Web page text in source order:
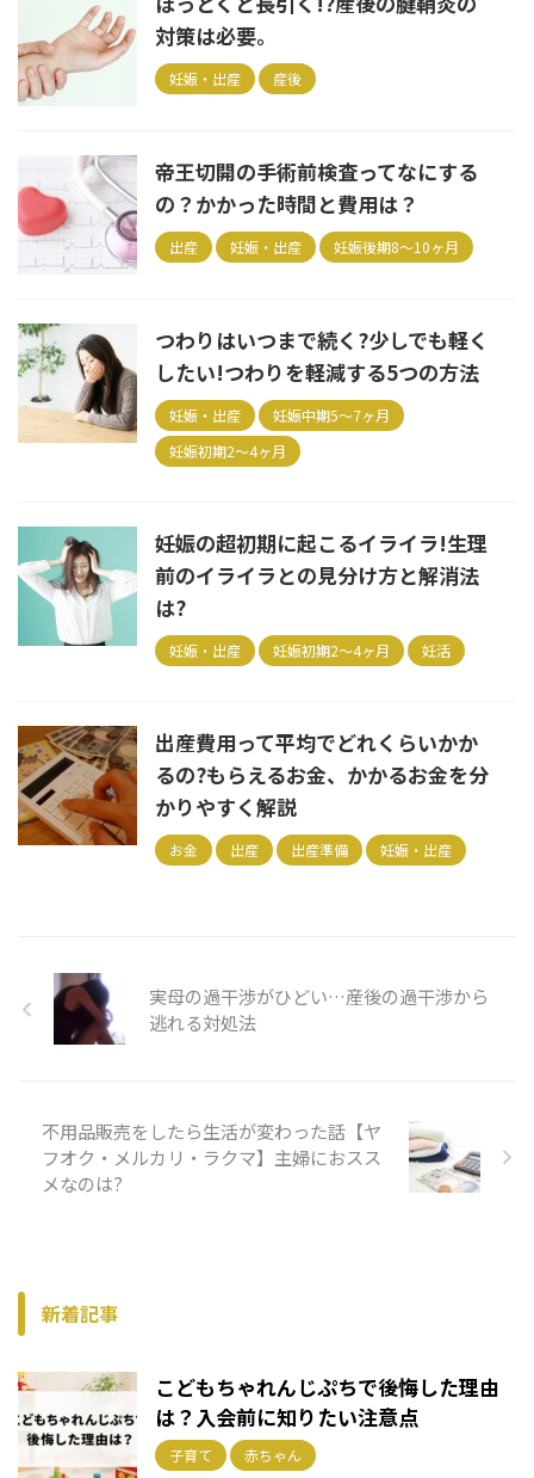
対策は必要。
妊娠・出産 産後
帝王切開の手術前検査ってなにする
の？かかった時間と費用は？
出産 妊娠・出産 妊娠後期8～10ヶ月
つわりはいつまで続く?少しでも軽く
したい!つわりを軽減する5つの方法
妊娠・出産
妊娠中期5～7ヶ月
妊娠初期2～4ヶ月
妊娠の超初期に起こるイライラ!生理
前のイライラとの見分け方と解消法
は?
妊娠・出産 妊娠初期2～4ヶ月 妊活
出産費用って平均でどれくらいかか
るの?もらえるお金、かかるお金を分
かりやすく解説
お金 出産 出産準備 妊娠・出産
実母の過干渉がひどい…産後の過干渉から
逃れる対処法
不用品販売をしたら生活が変わった話【ヤ
フオク・メルカリ・ラクマ】主婦におスス
メなのは?
新着記事
こどもちゃれんじぷちで後悔した理由
は？入会前に知りたい注意点
子育て 赤ちゃん